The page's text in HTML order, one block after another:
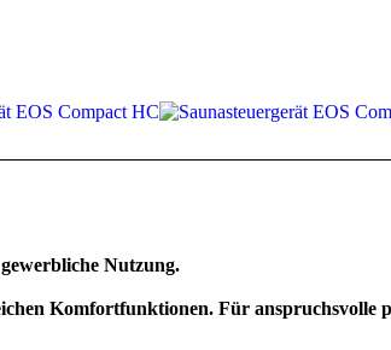
Nutzung.
Komfortfunktionen. Für anspruchsvolle